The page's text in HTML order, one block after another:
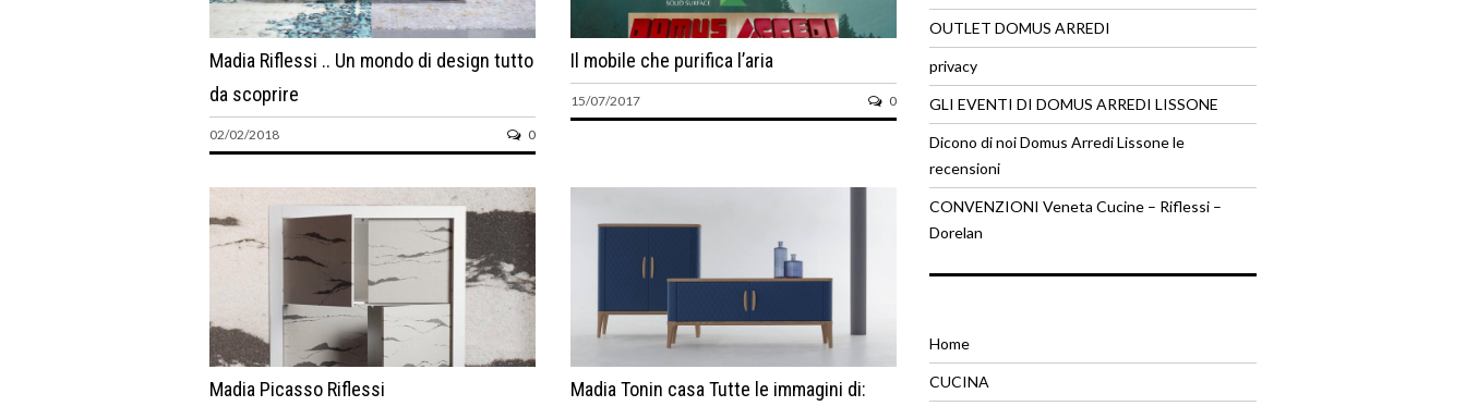
Madia Riflessi .. Un mondo di design tutto
da scoprire
02/02/2018 0
Il mobile che purifica l’aria
15/07/2017 0
Madia Picasso Riflessi
Madia Tonin casa Tutte le immagini di:
OUTLET DOMUS ARREDI
privacy
GLI EVENTI DI DOMUS ARREDI LISSONE
Dicono di noi Domus Arredi Lissone le
recensioni
CONVENZIONI Veneta Cucine – Riflessi –
Dorelan
Home
CUCINA